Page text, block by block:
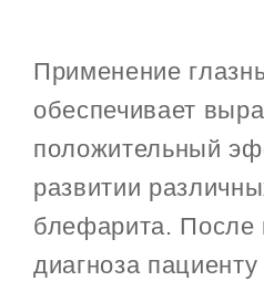
Применение
обеспечивает
положительный
развитии
блефарита. После
диагноза